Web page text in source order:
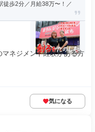
徒歩2分／月給38万〜！／
ネジメント経験がある方
気になる